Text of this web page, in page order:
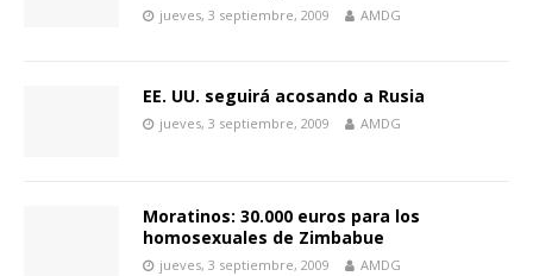
jueves, 3 septiembre, 2009 AMDG
EE. UU. seguirá acosando a Rusia
jueves, 3 septiembre, 2009 AMDG
Moratinos: 30.000 euros para los
homosexuales de Zimbabue
jueves, 3 septiembre, 2009 AMDG